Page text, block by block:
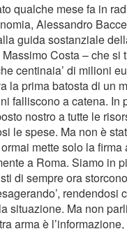
qualche mese fa in
Alessandro
guida sostanziale
Costa – che si
centinaia’ di milioni
la prima batosta di un
falliscono a catena. In
nostro a tutte le
le spese. Ma non è
mette solo la firma
a Roma. Siamo in
di sempre ora
rendendosi
situazione. Ma non
arma è